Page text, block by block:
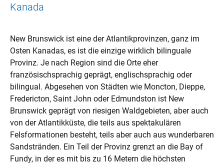
Kanada
New Brunswick ist eine der Atlantikprovinzen, ganz im
Osten Kanadas, es ist die einzige wirklich bilinguale
Provinz. Je nach Region sind die Orte eher
französischsprachig geprägt, englischsprachig oder
bilingual. Abgesehen von Städten wie Moncton, Dieppe,
Fredericton, Saint John oder Edmundston ist New
Brunswick geprägt von riesigen Waldgebieten, aber auch
von der Atlantikküste, die teils aus spektakulären
Felsformationen besteht, teils aber auch aus wunderbaren
Sandstränden. Ein Teil der Provinz grenzt an die Bay of
Fundy, in der es mit bis zu 16 Metern die höchsten